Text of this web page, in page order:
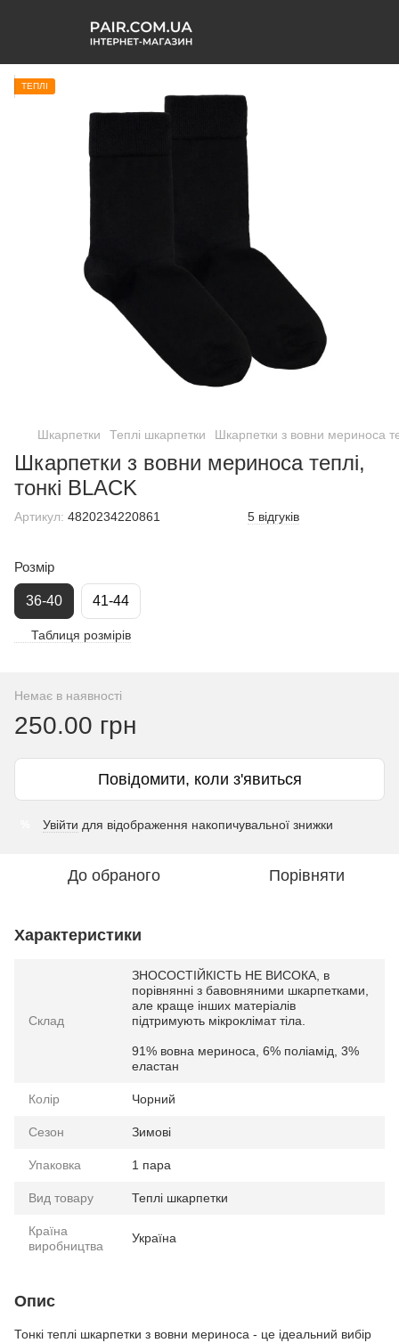
ТЕПЛІ
Шкарпетки Теплі шкарпетки Шкарпетки з вовни мериноса
Шкарпетки з вовни мериноса теплі,
тонкі BLACK
Артикул: 4820234220861 5 відгуків
Розмір
36-40 41-44
Таблиця розмірів
Немає в наявності
250.00 грн
Повідомити, коли з'явиться
Увійти для відображення накопичувальної знижки
До обраного Порівняти
Характеристики
Склад
ЗНОСОСТІЙКІСТЬ НЕ ВИСОКА, в
порівнянні з бавовняними шкарпетками,
але краще інших матеріалів
підтримують мікроклімат тіла.
91% вовна мериноса, 6% поліамід, 3%
еластан
Колір Чорний
Сезон Зимові
Упаковка 1 пара
Вид товару Теплі шкарпетки
Країна
виробництва
Україна
Опис
Тонкі теплі шкарпетки з вовни мериноса - це ідеальний вибір